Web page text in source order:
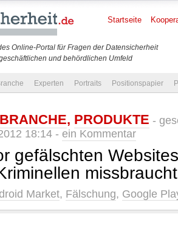
Online-Portal für Fragen der Datensicherheit
und behördlichen Umfeld
Startseite
Experten Portraits Positionspapier
BRANCHE, PRODUKTE -
18:14 - ein Kommentar
gefälschten
missbraucht
Market, Fälschung, Google